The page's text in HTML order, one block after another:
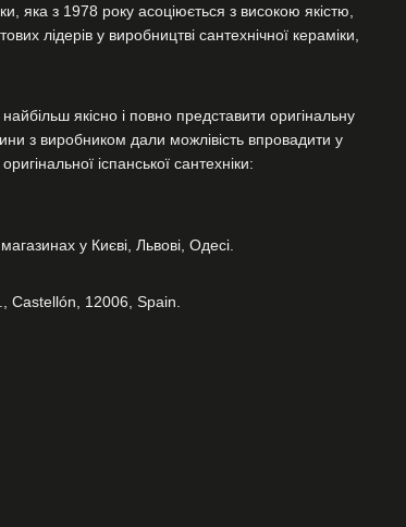
яка з 1978 року асоціюється з високою якістю,
лідерів у виробництві сантехнічної кераміки,
якісно і повно представити оригінальну
з виробником дали можлівість впровадити у
іспанської сантехніки:
у Києві, Львові, Одесі.
Castellón, 12006, Spain.